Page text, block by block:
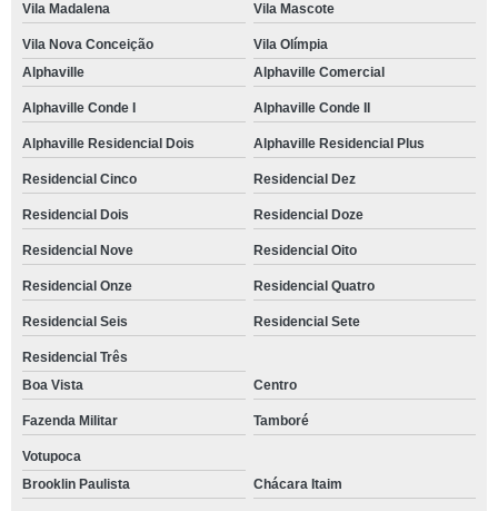
Vila Madalena Vila Mascote
Vila Nova Conceição
Vila Olímpia
Alphaville
Alphaville Comercial
Alphaville Conde I Alphaville Conde II
Alphaville Residencial Dois Alphaville Residencial Plus
Residencial Cinco Residencial Dez
Residencial Dois Residencial Doze
Residencial Nove Residencial Oito
Residencial Onze Residencial Quatro
Residencial Seis Residencial Sete
Residencial Três
Boa Vista
Centro
Fazenda Militar Tamboré
Votupoca
Brooklin Paulista
Chácara Itaim